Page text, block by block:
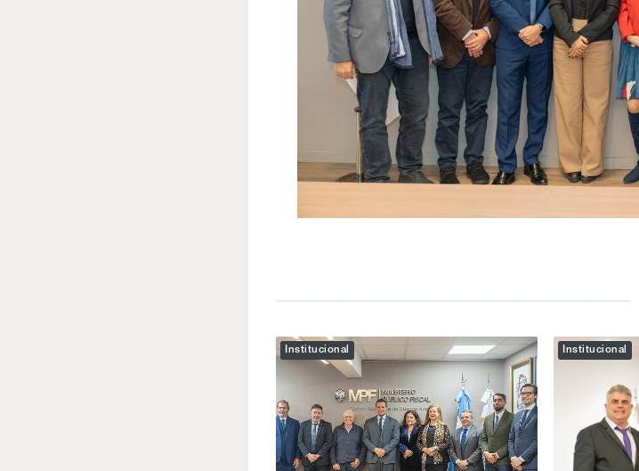
Institucional Institucional